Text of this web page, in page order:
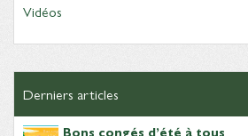
Vidéos
Derniers articles
Bons congés d’été à tous